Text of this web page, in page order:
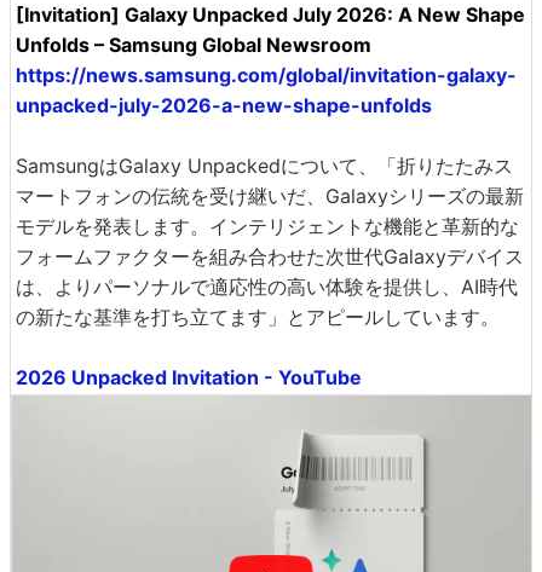
[Invitation] Galaxy Unpacked July 2026: A New Shape
Unfolds – Samsung Global Newsroom
https://news.samsung.com/global/invitation-galaxy-
unpacked-july-2026-a-new-shape-unfolds
SamsungはGalaxy Unpackedについて、「折りたたみス
マートフォンの伝統を受け継いだ、Galaxyシリーズの最新
モデルを発表します。インテリジェントな機能と革新的な
フォームファクターを組み合わせた次世代Galaxyデバイス
は、よりパーソナルで適応性の高い体験を提供し、AI時代
の新たな基準を打ち立てます」とアピールしています。
2026 Unpacked Invitation - YouTube